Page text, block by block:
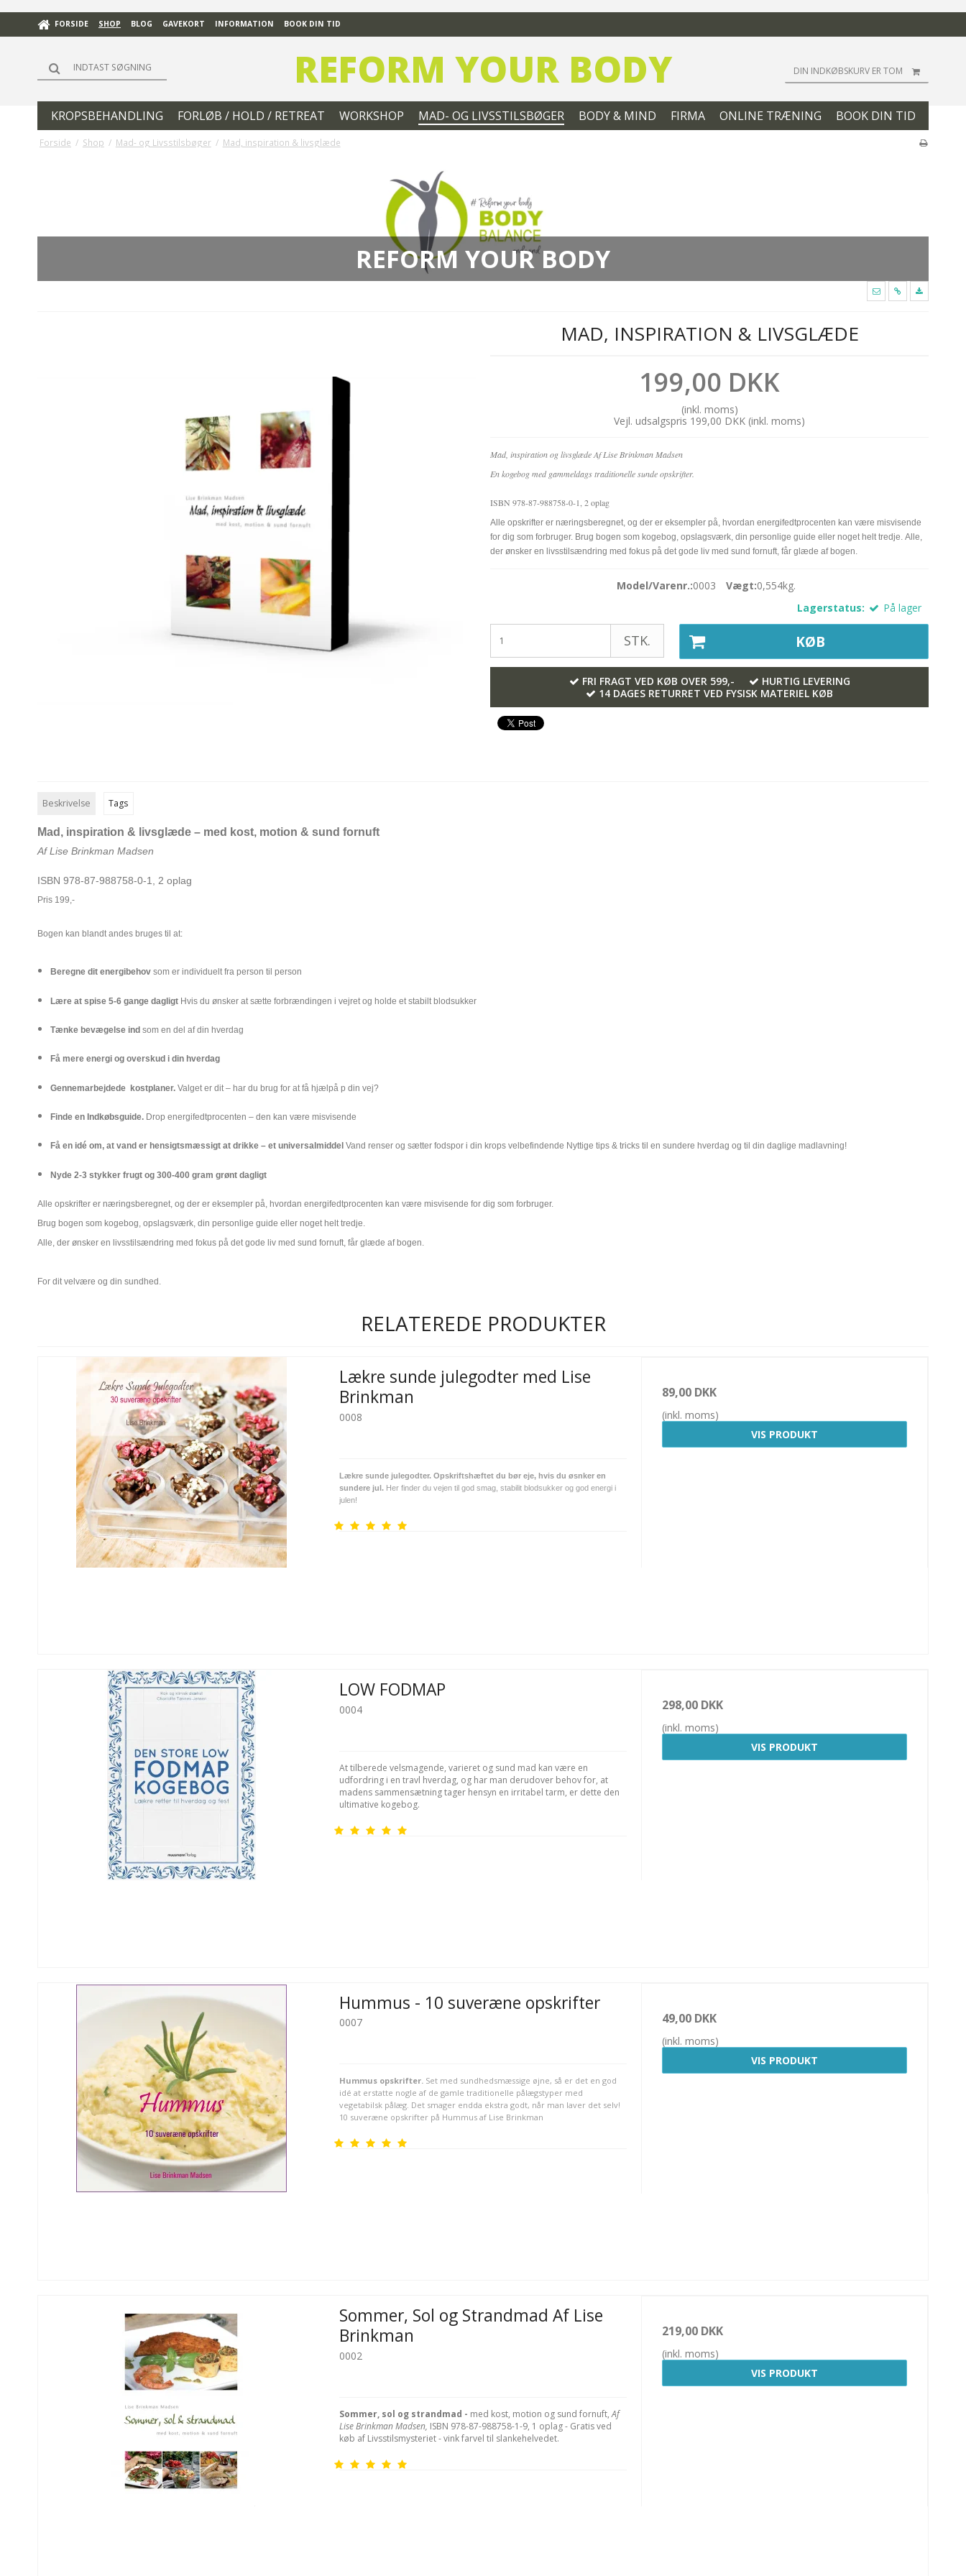
FORSIDE SHOP BLOG GAVEKORT INFORMATION BOOK DIN TID
REFORM YOUR BODY DIN INDKØBSKURV ER TOM
KROPSBEHANDLING FORLØB / HOLD / RETREAT WORKSHOP MAD- OG LIVSSTILSBØGER BODY & MIND FIRMA ONLINE TRÆNING BOOK DIN TID
Forside / Shop / Mad- og Livsstilsbøger / Mad, inspiration & livsglæde
REFORM YOUR BODY
MAD, INSPIRATION & LIVSGLÆDE
199,00 DKK
(inkl. moms)
Vejl. udsalgspris 199,00 DKK (inkl. moms)
Mad, inspiration og livsglæde Af Lise Brinkman Madsen
En kogebog med gammeldags traditionelle sunde opskrifter.
ISBN 978-87-988758-0-1, 2 oplag
Alle opskrifter er næringsberegnet, og der er eksempler på, hvordan energifedtprocenten kan være misvisende
for dig som forbruger. Brug bogen som kogebog, opslagsværk, din personlige guide eller noget helt tredje. Alle,
der ønsker en livsstilsændring med fokus på det gode liv med sund fornuft, får glæde af bogen.
Model/Varenr.:0003 Vægt:0,554kg.
Lagerstatus:
På lager
STK. KØB
FRI FRAGT VED KØB OVER 599,-
HURTIG LEVERING
14 DAGES RETURRET VED FYSISK MATERIEL KØB
Beskrivelse Tags
Mad, inspiration & livsglæde – med kost, motion & sund fornuft
Af Lise Brinkman Madsen
ISBN 978-87-988758-0-1, 2 oplag
Pris 199,-
Bogen kan blandt andes bruges til at:
Beregne dit energibehov som er individuelt fra person til person
Lære at spise 5-6 gange dagligtHvis du ønsker at sætte forbrændingen i vejret og holde et stabilt blodsukker
Tænke bevægelse ind som en del af din hverdag
Få mere energi og overskud i din hverdag
Gennemarbejdede kostplaner.Valget er dit – har du brug for at få hjælpå p din vej?
Finde en Indkøbsguide. Drop energifedtprocenten – den kan være misvisende
Få en idé om, at vand er hensigtsmæssigt at drikke – et universalmiddel Vand renser og sætter fodspor i din krops velbefindende Nyttige tips & tricks til en sundere hverdag og til din daglige madlavning!
Nyde 2-3 stykker frugt og 300-400 gram grønt dagligt
Alle opskrifter er næringsberegnet, og der er eksempler på, hvordan energifedtprocenten kan være misvisende for dig som forbruger.
Brug bogen som kogebog, opslagsværk, din personlige guide eller noget helt tredje.
Alle, der ønsker en livsstilsændring med fokus på det gode liv med sund fornuft, får glæde af bogen.
For dit velvære og din sundhed.
RELATEREDE PRODUKTER
Lækre sunde julegodter med Lise
Brinkman
0008
Lækre sunde julegodter. Opskriftshæftet du bør eje, hvis du øsnker en
sundere jul. Her finder du vejen til god smag, stabilit blodsukker og god energi i
julen!
89,00 DKK
(inkl. moms)
VIS PRODUKT
LOW FODMAP
0004
At tilberede velsmagende, varieret og sund mad kan være en
udfordring i en travl hverdag, og har man derudover behov for, at
madens sammensætning tager hensyn en irritabel tarm, er dette den
ultimative kogebog.
298,00 DKK
(inkl. moms)
VIS PRODUKT
Hummus - 10 suveræne opskrifter
0007
Hummus opskrifter. Set med sundhedsmæssige øjne, så er det en god
idé at erstatte nogle af de gamle traditionelle pålægstyper med
vegetabilsk pålæg. Det smager endda ekstra godt, når man laver det selv!
10 suveræne opskrifter på Hummus af Lise Brinkman
49,00 DKK
(inkl. moms)
VIS PRODUKT
Sommer, Sol og Strandmad Af Lise
Brinkman
0002
Sommer, sol og strandmad - med kost, motion og sund fornuft,Af
Lise Brinkman Madsen, ISBN 978-87-988758-1-9, 1 oplag - Gratis ved
køb af Livsstilsmysteriet - vink farvel til slankehelvedet.
219,00 DKK
(inkl. moms)
VIS PRODUKT